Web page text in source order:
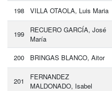
198 VILLA OTAOLA, Luis Maria
199
RECUERO GARCÍA, José
María
200 BRINGAS BLANCO, Aitor
201
FERNANDEZ
MALDONADO, Isabel